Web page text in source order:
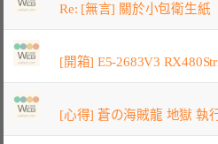
Re: [無言] 關於小包衛生紙
[開箱] E5-2683V3
[心得] 蒼の海賊龍 地獄 執